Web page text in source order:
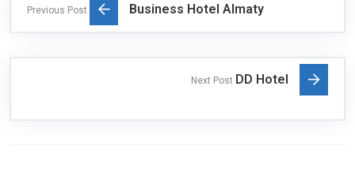
Previous Post Business Hotel Almaty
Next Post DD Hotel